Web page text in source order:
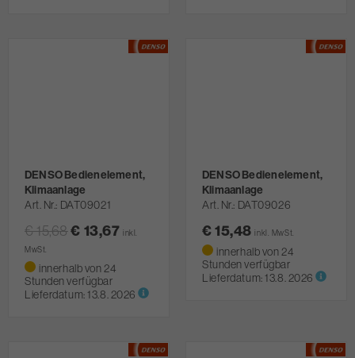
DENSO Bedienelement,
Klimaanlage
Art. Nr. DAT09021
€ 15,68€ 13,67 inkl.
MwSt.
innerhalb von 24
Stunden verfügbar
Lieferdatum:13.8. 2026
DENSO Bedienelement,
Klimaanlage
Art. Nr. DAT09026
€ 15,48inkl. MwSt.
innerhalb von 24
Stunden verfügbar
Lieferdatum:13.8. 2026